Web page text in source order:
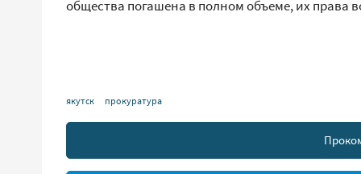
общества погашена в полном объеме, их права
якутск прокуратура